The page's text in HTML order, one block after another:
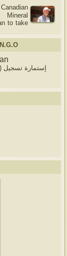
Mineral
to take
إستمارة تسجيل